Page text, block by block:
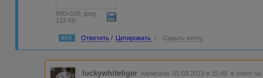
800x536, jpeg
123 Kb
#54 Ответить / Цитировать / Скрыть ветку
luckywhitetiger написала 01.03.2013 в 15:40 в ответ